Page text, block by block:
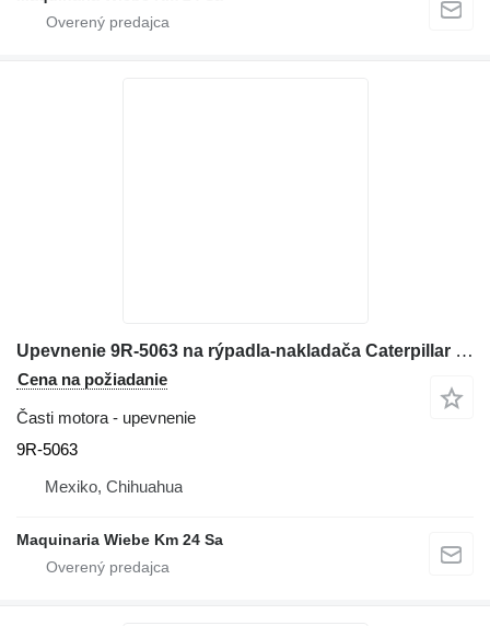
Upevnenie 9R-5063 na rýpadla-nakladača Caterpillar 416E
Cena na požiadanie
Časti motora - upevnenie
9R-5063
Mexiko, Chihuahua
Maquinaria Wiebe Km 24 Sa